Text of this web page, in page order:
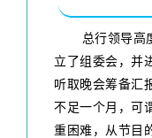
总行领导高
立了组委会，并
听取晚会筹备汇
不足一个月，可
重困难，从节目